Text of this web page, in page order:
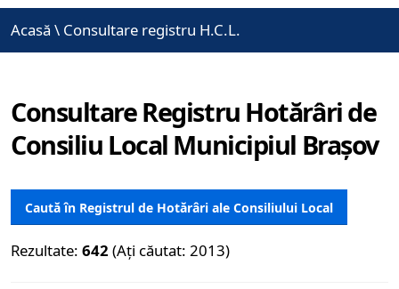
Acasă \ Consultare registru H.C.L.
Consultare Registru Hotărâri de
Consiliu Local Municipiul Brașov
Caută în Registrul de Hotărâri ale Consiliului Local
Rezultate: 642 (Ați căutat: 2013)